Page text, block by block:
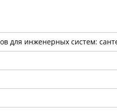
для инженерных систем: